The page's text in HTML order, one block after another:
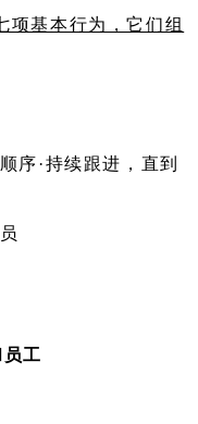
项基本行为，它们组
序·持续跟进，直到
工